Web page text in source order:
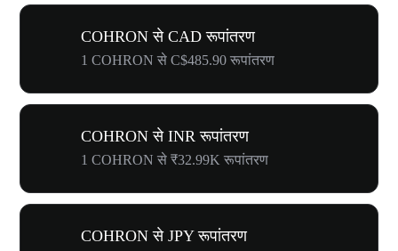
COHRON से CAD रूपांतरण
1 COHRON से C$485.90 रूपांतरण
COHRON से INR रूपांतरण
1 COHRON से ₹32.99K रूपांतरण
COHRON से JPY रूपांतरण